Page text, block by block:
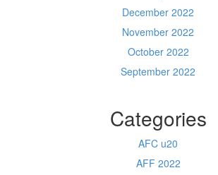
December 2022
November 2022
October 2022
September 2022
Categories
AFC u20
AFF 2022